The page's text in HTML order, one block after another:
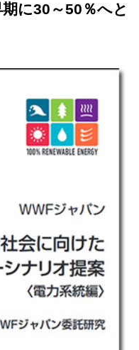
に30～50％へと